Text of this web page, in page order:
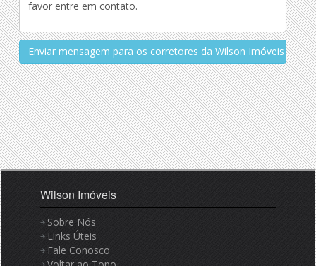
Enviar mensagem para os corretores da Wilson Imóveis
Wilson Imóveis
Sobre Nós
Links Úteis
Fale Conosco